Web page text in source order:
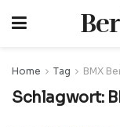
Home Tag BMX
Schlagwort: